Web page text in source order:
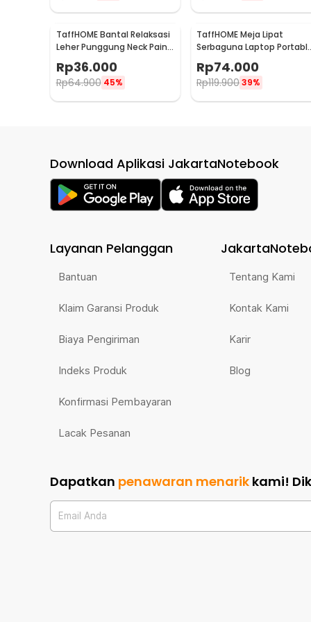
TaffHOME Bantal Relaksasi
Leher Punggung Neck Pain
Relief - HBF001
Rp36.000
Rp64.900 45%
TaffHOME Meja Lipat
Serbaguna Laptop
BO60
Rp74.000
Rp119.90039%
Download Aplikasi JakartaNotebook
Layanan Pelanggan
Bantuan
Klaim Garansi Produk
Biaya Pengiriman
Indeks Produk
Konfirmasi Pembayaran
Lacak Pesanan
Tentang Kami
Kontak Kami
Karir
Blog
Dapatkan penawaran menarik kami!
Email Anda